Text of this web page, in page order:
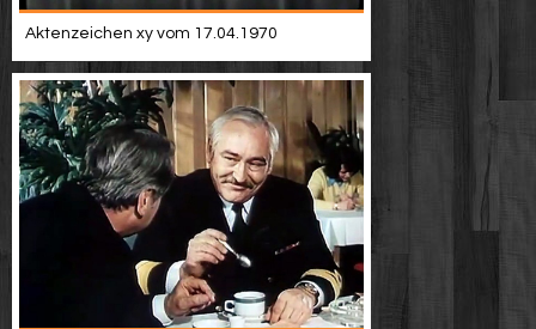
Aktenzeichen xy vom 17.04.1970